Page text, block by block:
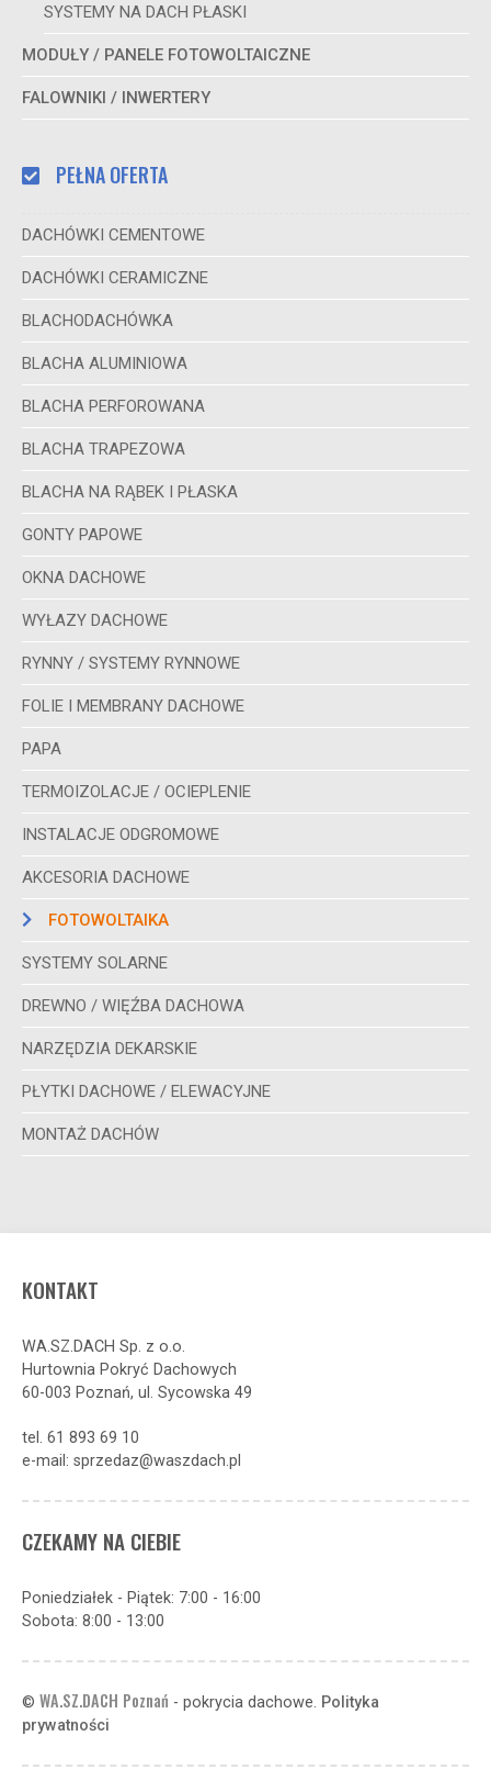
SYSTEMY NA DACH PŁASKI
MODUŁY / PANELE FOTOWOLTAICZNE
FALOWNIKI / INWERTERY
PEŁNA OFERTA
DACHÓWKI CEMENTOWE
DACHÓWKI CERAMICZNE
BLACHODACHÓWKA
BLACHA ALUMINIOWA
BLACHA PERFOROWANA
BLACHA TRAPEZOWA
BLACHA NA RĄBEK I PŁASKA
GONTY PAPOWE
OKNA DACHOWE
WYŁAZY DACHOWE
RYNNY / SYSTEMY RYNNOWE
FOLIE I MEMBRANY DACHOWE
PAPA
TERMOIZOLACJE / OCIEPLENIE
INSTALACJE ODGROMOWE
AKCESORIA DACHOWE
FOTOWOLTAIKA
SYSTEMY SOLARNE
DREWNO / WIĘŹBA DACHOWA
NARZĘDZIA DEKARSKIE
PŁYTKI DACHOWE / ELEWACYJNE
MONTAŻ DACHÓW
KONTAKT
WA.SZ.DACH Sp. z o.o.
Hurtownia Pokryć Dachowych
60-003 Poznań, ul. Sycowska 49
tel. 61 893 69 10
e-mail: sprzedaz@waszdach.pl
CZEKAMY NA CIEBIE
Poniedziałek - Piątek: 7:00 - 16:00
Sobota: 8:00 - 13:00
© WA.SZ.DACH Poznań - pokrycia dachowe. Polityka
prywatności